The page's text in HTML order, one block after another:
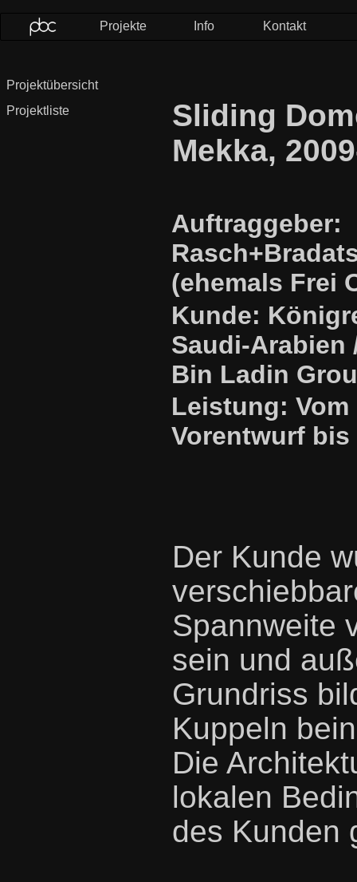
Projekte Info Kontakt
Projektübersicht
Projektliste
Sliding
Mekka,
Auftraggeber:
(ehemals Frei
Kunde:
Saudi-Arabien
Bin Ladin
Leistung: Vom
Vorentwurf
Der Kunde
Spannweite
sein und
Grundriss
Kuppeln
Die
lokalen
des Kunden